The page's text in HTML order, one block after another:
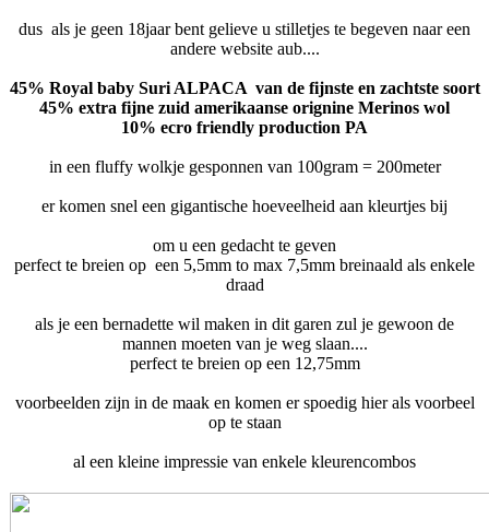
dus als je geen 18jaar bent gelieve u stilletjes te begeven naar een
andere website aub....
45% Royal baby Suri ALPACA van de fijnste en zachtste soort
45% extra fijne zuid amerikaanse orignine Merinos wol
10% ecro friendly production PA
in een fluffy wolkje gesponnen van 100gram = 200meter
er komen snel een gigantische hoeveelheid aan kleurtjes bij
om u een gedacht te geven
perfect te breien op een 5,5mm to max 7,5mm breinaald als enkele
draad
als je een bernadette wil maken in dit garen zul je gewoon de
mannen moeten van je weg slaan....
perfect te breien op een 12,75mm
voorbeelden zijn in de maak en komen er spoedig hier als voorbeel
op te staan
al een kleine impressie van enkele kleurencombos